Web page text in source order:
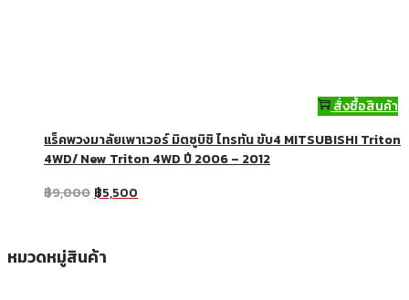
สั่งซื้อสินค้า
แร็คพวงมาลัยเพาเวอร์ มิตซูบิชิ ไทรทัน ขับ4 MITSUBISHI Triton
4WD/ New Triton 4WD ปี 2006 – 2012
฿9,000฿5,500
หมวดหมู่สินค้า